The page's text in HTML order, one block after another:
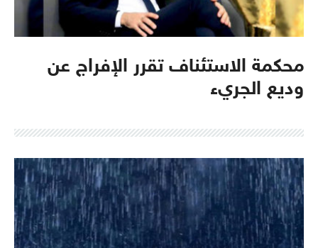
محكمة الاستئناف تقرر الإفراج عن
وديع الجريء